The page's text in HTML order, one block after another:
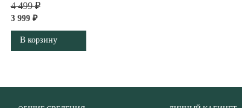
4 499 ₽
3 999 ₽
В корзину